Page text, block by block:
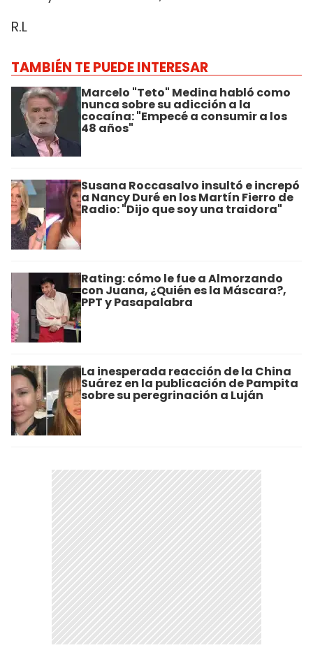
R.L
TAMBIÉN TE PUEDE INTERESAR
Marcelo "Teto" Medina habló como
nunca sobre su adicción a la
cocaína: "Empecé a consumir a los
48 años"
Susana Roccasalvo insultó e increpó
a Nancy Duré en los Martín Fierro de
Radio: "Dijo que soy una traidora"
Rating: cómo le fue a Almorzando
con Juana, ¿Quién es la Máscara?,
PPT y Pasapalabra
La inesperada reacción de la China
Suárez en la publicación de Pampita
sobre su peregrinación a Luján